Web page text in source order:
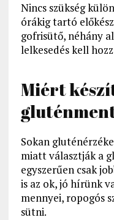
Nincs szükség
órákig tartó
gofrisütő, néhány
lelkesedés kell
Miért
Sokan
miatt választják a
egyszerűen csak
is az ok, jó hírünk
mennyei, ropogós
sütni.